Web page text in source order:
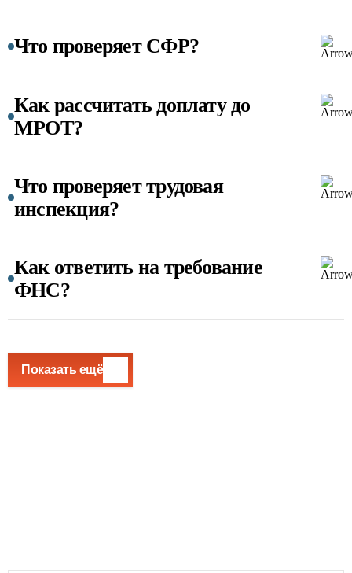
Что проверяет СФР?
Как рассчитать доплату до
МРОТ?
Что проверяет трудовая
инспекция?
Как ответить на требование
ФНС?
Показать ещё